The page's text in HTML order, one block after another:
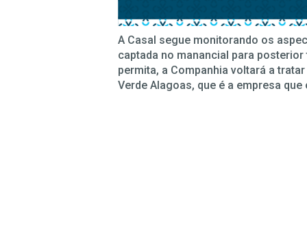
A Casal segue monitorando os
captada no manancial para
permita, a Companhia voltará a
Verde Alagoas, que é a empresa